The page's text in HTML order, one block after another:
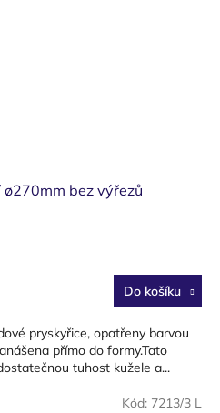
bez výřezů
Do košíku
pryskyřice, opatřeny barvou
přímo do formy.Tato
tuhost kužele a...
Kód: 7213/3 L